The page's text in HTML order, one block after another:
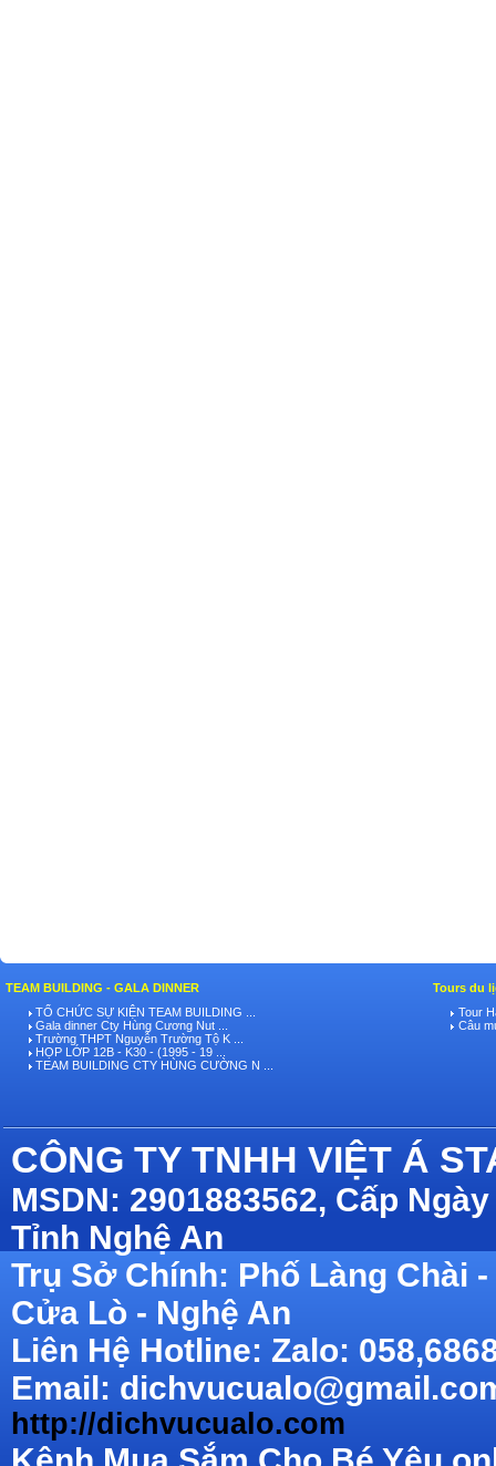
TEAM BUILDING - GALA DINNER
TỔ CHỨC SỰ KIỆN TEAM BUILDING ...
Gala dinner Cty Hùng Cương Nut ...
Trường THPT Nguyễn Trường Tộ K ...
HỌP LỚP 12B - K30 - (1995 - 19 ...
TEAM BUILDING CTY HÙNG CƯỜNG N ...
Tours du
Tour
Câu
CÔNG TY TNHH VIỆT Á
MSDN: 2901883562, Cấp
Tỉnh Nghệ An
Trụ Sở Chính: Phố Làng Chài
Cửa Lò - Nghệ An
Liên Hệ Hotline: Zalo:
Email:
http://dichvucualo.com